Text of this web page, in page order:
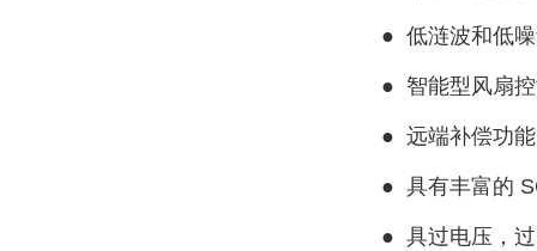
● 低涟波和低
● 智能型风扇
● 远端补偿功
● 具有丰富的
● 具过电压，